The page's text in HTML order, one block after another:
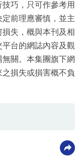
巧，只可作參考用
前理應審慎，並主
失，概與本刊及相
台的網誌內容及觀
關。本集團旗下網
損失或損害概不負